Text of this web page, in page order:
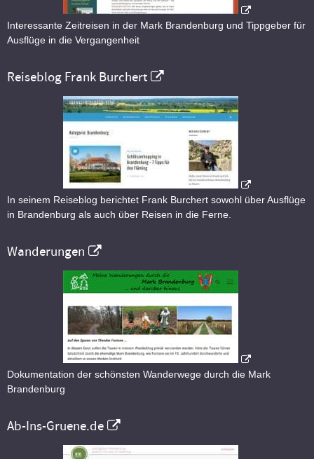
Interessante Zeitreisen in der Mark Brandenburg und Tippgeber für
Ausflüge in die Vergangenheit
Reiseblog Frank Burchert
In seinem Reiseblog berichtet Frank Burchert sowohl über Ausflüge
in Brandenburg als auch über Reisen in die Ferne.
Wanderungen
Dokumentation der schönsten Wanderwege durch die Mark
Brandenburg
Ab-Ins-Gruene.de